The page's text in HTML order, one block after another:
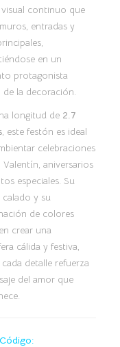
continuo que
entradas y
en un
protagonista
la decoración.
longitud de 2.7
, este festón es ideal
celebraciones
Valentín, aniversarios
especiales. Su
calado y su
de colores
crear una
cálida y festiva,
detalle refuerza
del amor que
Código: